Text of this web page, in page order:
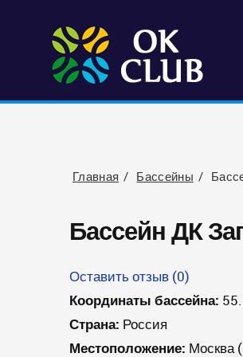
Главная Бассейны
Бассейн ДК
Оставить отзыв (0)
Координаты бассейна:
Страна: Россия
Местоположение: Москва(